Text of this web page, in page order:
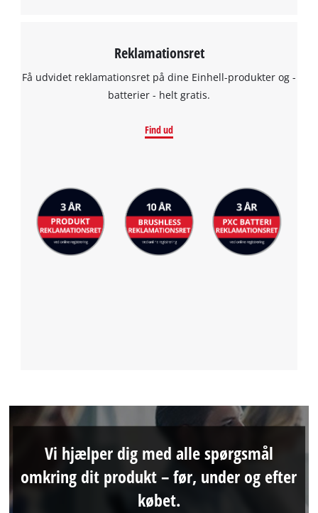
Reklamationsret
Få udvidet reklamationsret på dine Einhell-produkter og -
batterier - helt gratis.
Find ud
Vi hjælper dig med alle spørgsmål
omkring dit produkt – før, under og efter
købet.